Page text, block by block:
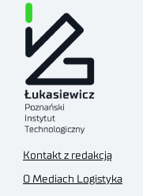
Kontakt z redakcją
O Mediach Logistyka